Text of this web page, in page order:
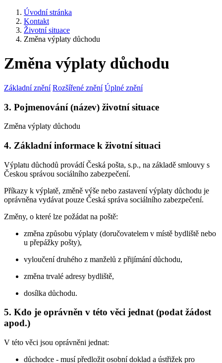
Úvodní stránka
Kontakt
Životní situace
Změna výplaty důchodu
Změna výplaty důchodu
Základní znění Rozšířené znění Úplné znění
3. Pojmenování (název) životní situace
Změna výplaty důchodu
4. Základní informace k životní situaci
Výplatu důchodů provádí Česká pošta, s.p., na základě smlouvy s
Českou správou sociálního zabezpečení.
Příkazy k výplatě, změně výše nebo zastavení výplaty důchodu je
oprávněna vydávat pouze Česká správa sociálního zabezpečení.
Změny, o které lze požádat na poště:
změna způsobu výplaty (doručovatelem v místě bydliště nebo
u přepážky pošty),
vyloučení druhého z manželů z přijímání důchodu,
změna trvalé adresy bydliště,
dosílka důchodu.
5. Kdo je oprávněn v této věci jednat (podat žádost
apod.)
V této věci jsou oprávněni jednat:
důchodce - musí předložit osobní doklad a ústřižek pro